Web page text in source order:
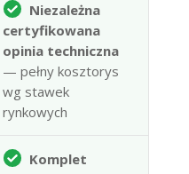
Niezależna
certyfikowana
opinia techniczna
— pełny kosztorys
wg stawek
rynkowych
Komplet